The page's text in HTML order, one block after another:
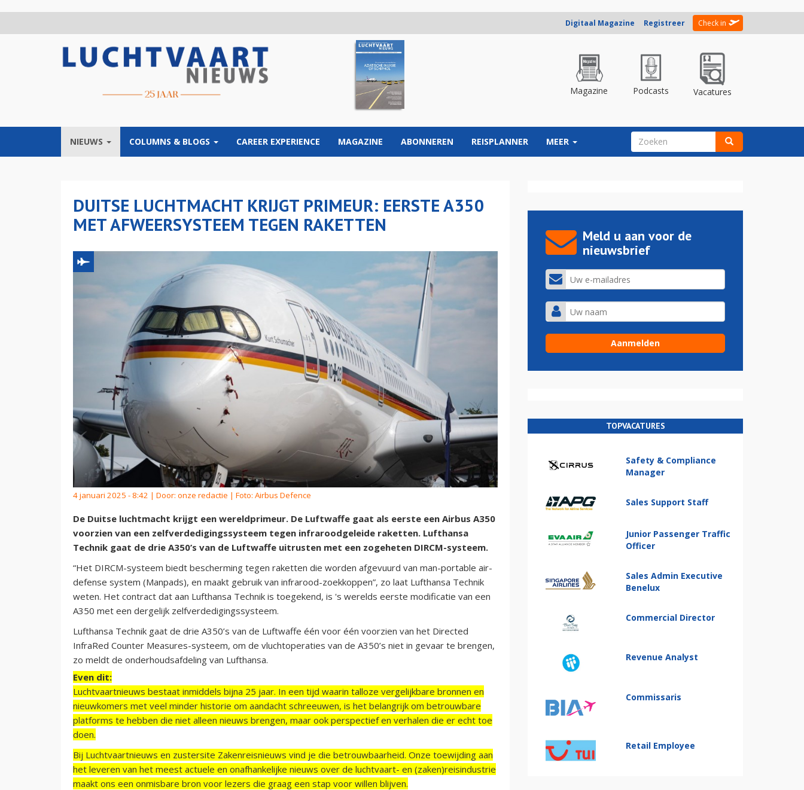
Digitaal Magazine Registreer Check in
Magazine Podcasts Vacatures
NIEUWS COLUMNS & BLOGS CAREER EXPERIENCE MAGAZINE ABONNEREN REISPLANNER MEER ZOEKVELD
DUITSE LUCHTMACHT KRIJGT PRIMEUR: EERSTE A350
MET AFWEERSYSTEEM TEGEN RAKETTEN
4 januari 2025 - 8:42 | Door: onze redactie | Foto: Airbus Defence
De Duitse luchtmacht krijgt een wereldprimeur. De Luftwaffe gaat als eerste een Airbus A350
voorzien van een zelfverdedigingssysteem tegen infraroodgeleide raketten. Lufthansa
Technik gaat de drie A350’s van de Luftwaffe uitrusten met een zogeheten DIRCM-systeem.
“Het DIRCM-systeem biedt bescherming tegen raketten die worden afgevuurd van man-portable air-
defense system (Manpads), en maakt gebruik van infrarood-zoekkoppen”, zo laat Lufthansa Technik
weten. Het contract dat aan Lufthansa Technik is toegekend, is 's werelds eerste modificatie van een
A350 met een dergelijk zelfverdedigingssysteem.
Lufthansa Technik gaat de drie A350’s van de Luftwaffe één voor één voorzien van het Directed
InfraRed Counter Measures-systeem, om de vluchtoperaties van de A350’s niet in gevaar te brengen,
zo meldt de onderhoudsafdeling van Lufthansa.
Even dit:
Luchtvaartnieuws bestaat inmiddels bijna 25 jaar. In een tijd waarin talloze vergelijkbare bronnen en
nieuwkomers met veel minder historie om aandacht schreeuwen, is het belangrijk om betrouwbare
platforms te hebben die niet alleen nieuws brengen, maar ook perspectief en verhalen die er echt toe
doen.
Bij Luchtvaartnieuws en zustersite Zakenreisnieuws vind je die betrouwbaarheid. Onze toewijding aan
het leveren van het meest actuele en onafhankelijke nieuws over de luchtvaart- en (zaken)reisindustrie
maakt ons een onmisbare bron voor lezers die graag een stap voor willen blijven.
Meld u aan voor de
nieuwsbrief
TOPVACATURES
Safety & Compliance
Manager
Sales Support Staff
Junior Passenger Traffic
Officer
Sales Admin Executive
Benelux
Commercial Director
Revenue Analyst
Commissaris
Retail Employee